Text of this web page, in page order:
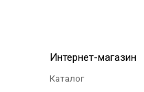
Интернет-магазин
Каталог